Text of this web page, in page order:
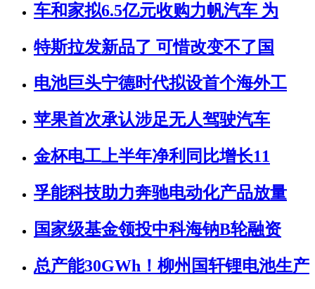
车和家拟6.5亿元收购力帆汽车 为
特斯拉发新品了 可惜改变不了国
电池巨头宁德时代拟设首个海外工
苹果首次承认涉足无人驾驶汽车
金杯电工上半年净利同比增长11
孚能科技助力奔驰电动化产品放量
国家级基金领投中科海钠B轮融资
总产能30GWh！柳州国轩锂电池生产